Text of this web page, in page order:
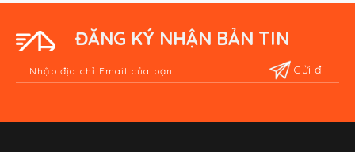
ĐĂNG KÝ NHẬN BẢN TIN